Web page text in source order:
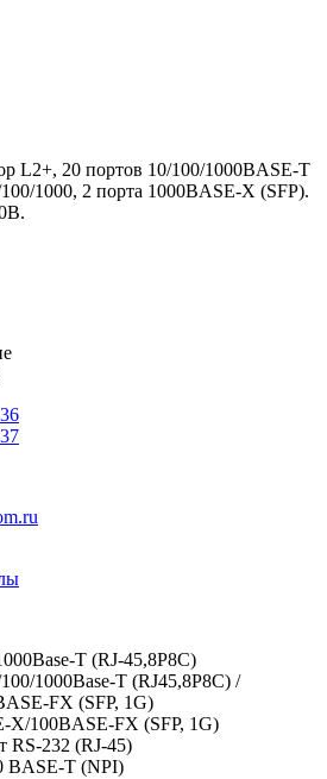
L2+, 20 портов 10/100/1000BASE-T
1000, 2 порта 1000BASE-X (SFP).
T (RJ-45,8P8C)
1000Base-T (RJ45,8P8C) /
FX (SFP, 1G)
X/100BASE-FX (SFP, 1G)
RS-232 (RJ-45)
BASE-T (NPI)